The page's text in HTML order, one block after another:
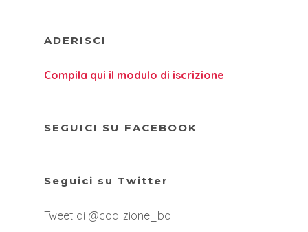
ADERISCI
Compila qui il modulo di iscrizione
SEGUICI SU FACEBOOK
Seguici su Twitter
Tweet di @coalizione_bo